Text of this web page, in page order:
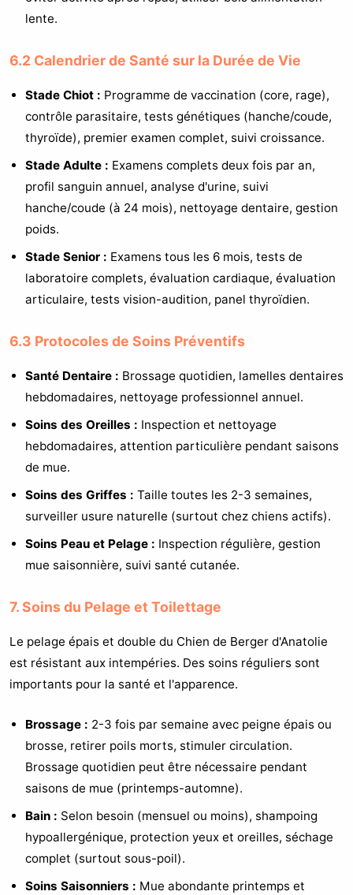
lente.
6.2 Calendrier de Santé sur la Durée de Vie
Stade Chiot : Programme de vaccination (core, rage),
contrôle parasitaire, tests génétiques (hanche/coude,
thyroïde), premier examen complet, suivi croissance.
Stade Adulte : Examens complets deux fois par an,
profil sanguin annuel, analyse d'urine, suivi
hanche/coude (à 24 mois), nettoyage dentaire, gestion
poids.
Stade Senior : Examens tous les 6 mois, tests de
laboratoire complets, évaluation cardiaque, évaluation
articulaire, tests vision-audition, panel thyroïdien.
6.3 Protocoles de Soins Préventifs
Santé Dentaire : Brossage quotidien, lamelles dentaires
hebdomadaires, nettoyage professionnel annuel.
Soins des Oreilles : Inspection et nettoyage
hebdomadaires, attention particulière pendant saisons
de mue.
Soins des Griffes : Taille toutes les 2-3 semaines,
surveiller usure naturelle (surtout chez chiens actifs).
Soins Peau et Pelage : Inspection régulière, gestion
mue saisonnière, suivi santé cutanée.
7. Soins du Pelage et Toilettage
Le pelage épais et double du Chien de Berger d'Anatolie
est résistant aux intempéries. Des soins réguliers sont
importants pour la santé et l'apparence.
Brossage : 2-3 fois par semaine avec peigne épais ou
brosse, retirer poils morts, stimuler circulation.
Brossage quotidien peut être nécessaire pendant
saisons de mue (printemps-automne).
Bain : Selon besoin (mensuel ou moins), shampoing
hypoallergénique, protection yeux et oreilles, séchage
complet (surtout sous-poil).
Soins Saisonniers : Mue abondante printemps et